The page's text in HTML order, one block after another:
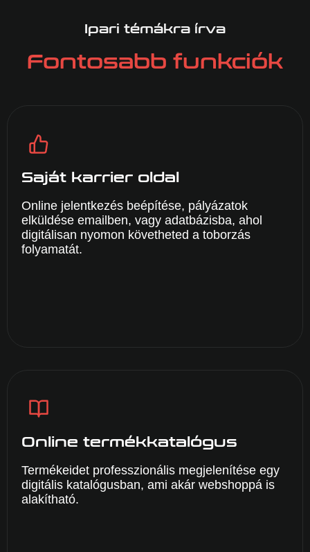
Ipari témákra írva
Fontosabb funkciók
Saját karrier oldal
Online jelentkezés beépítése, pályázatok
elküldése emailben, vagy adatbázisba, ahol
digitálisan nyomon követheted a toborzás
folyamatát.
Online termékkatalógus
Termékeidet professzionális megjelenítése egy
digitális katalógusban, ami akár webshoppá is
alakítható.